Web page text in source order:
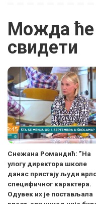
Можда ће
свидети
Снежана Романдић: ”На
улогу директора школе
данас пристају људи
специфичног карактера.
Одувек их је постављала